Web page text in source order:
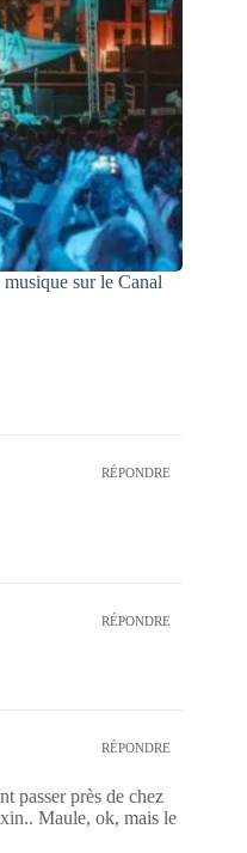
sur le Canal
RÉPONDRE
RÉPONDRE
RÉPONDRE
passer près de chez
Maule, ok, mais le